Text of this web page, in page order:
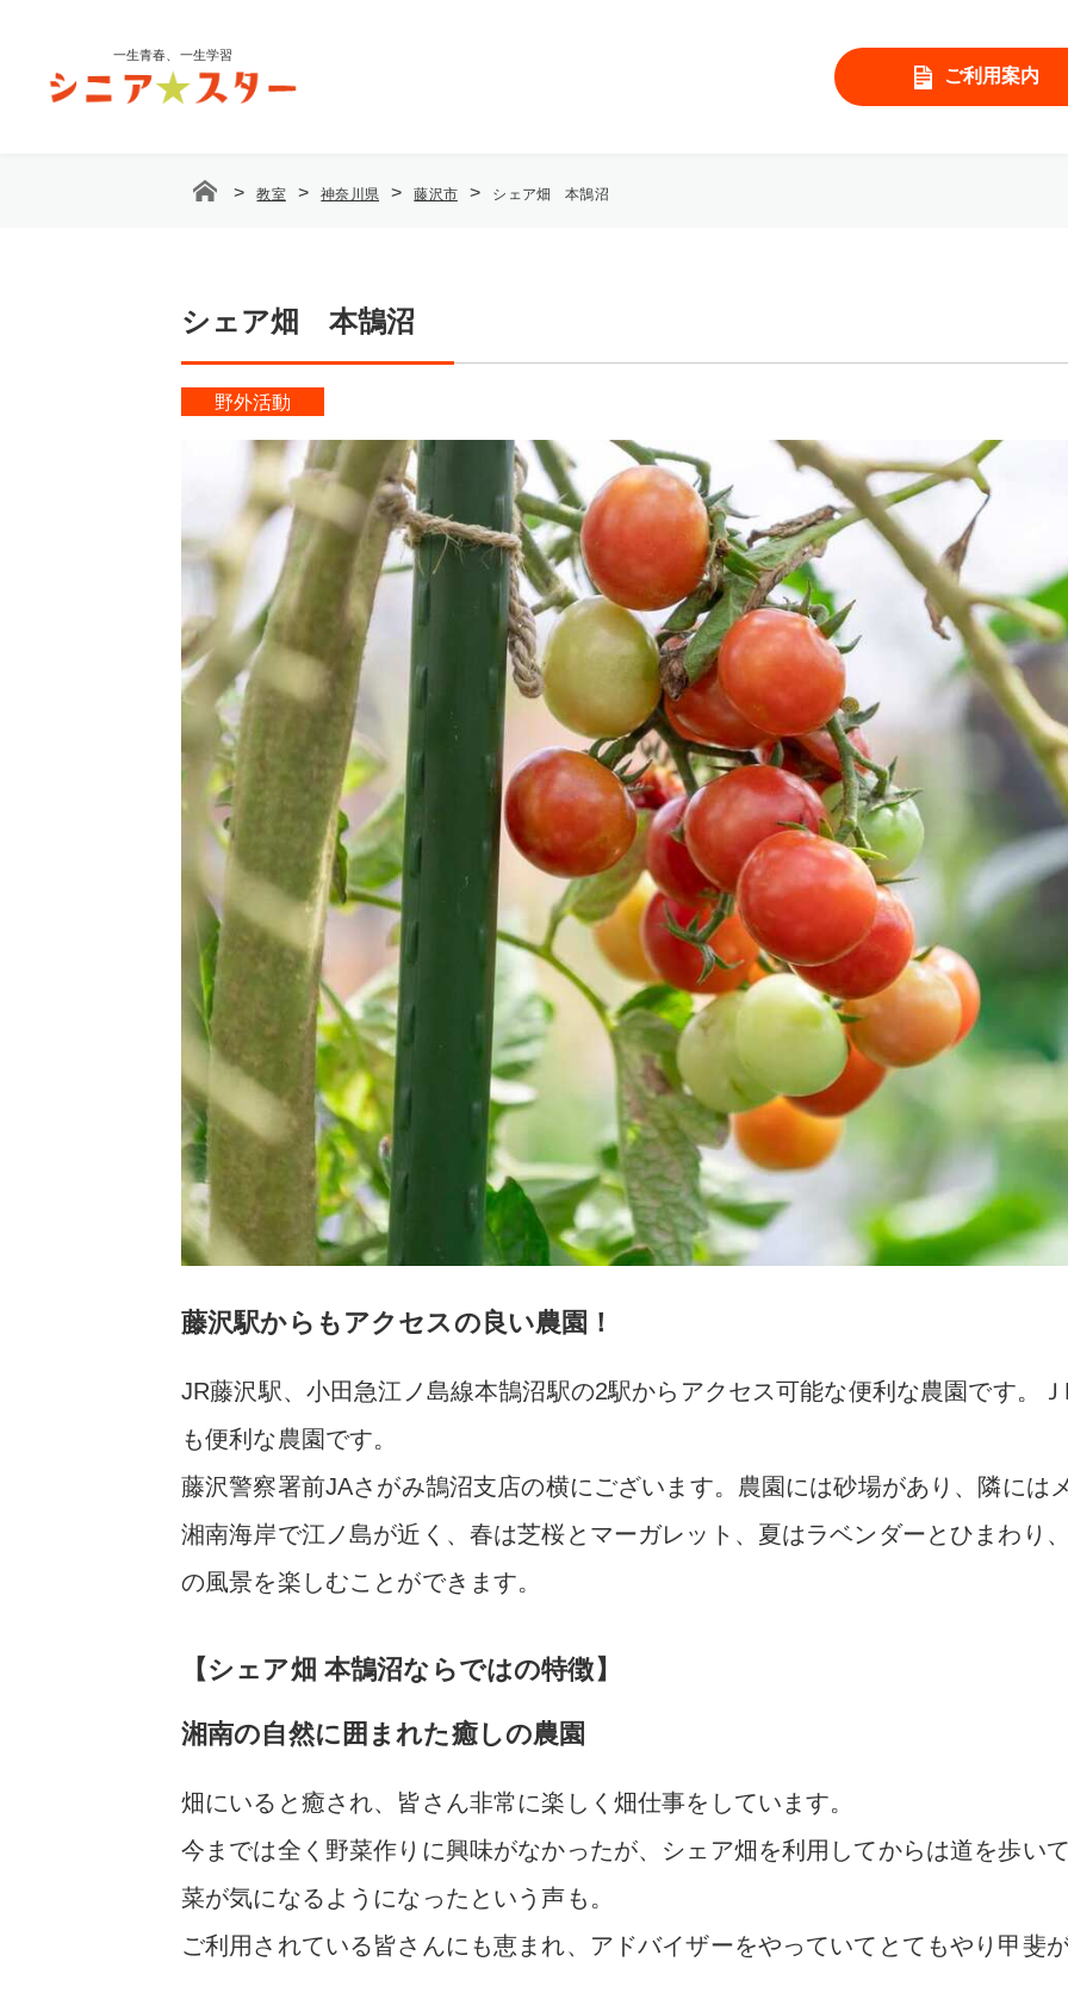
一生青春、一生学習
ご利用案内
> 教室 > 神奈川県 > 藤沢市 > シェア畑 本鵠沼
シェア畑 本鵠沼
野外活動
藤沢駅からもアクセスの良い農園！
JR藤沢駅、小田急江ノ島線本鵠沼駅の2駅からアクセス可能な便利な農園です。
も便利な農園です。
藤沢警察署前JAさがみ鵠沼支店の横にございます。農園には砂場があり、隣には
湘南海岸で江ノ島が近く、春は芝桜とマーガレット、夏はラベンダーとひまわり
の風景を楽しむことができます。
【シェア畑 本鵠沼ならではの特徴】
湘南の自然に囲まれた癒しの農園
畑にいると癒され、皆さん非常に楽しく畑仕事をしています。
今までは全く野菜作りに興味がなかったが、シェア畑を利用してからは道を歩い
菜が気になるようになったという声も。
ご利用されている皆さんにも恵まれ、アドバイザーをやっていてとてもやり甲斐